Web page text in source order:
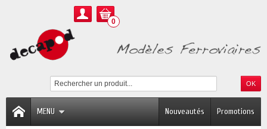
0
MENU Promotions
Nouveautés